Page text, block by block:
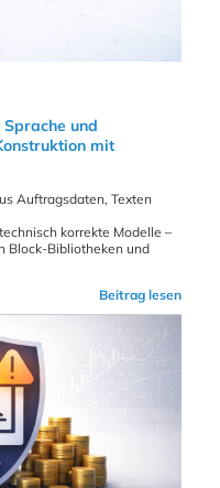
und
mit
Auftragsdaten, Texten
korrekte Modelle –
Block-Bibliotheken und
Beitrag lesen